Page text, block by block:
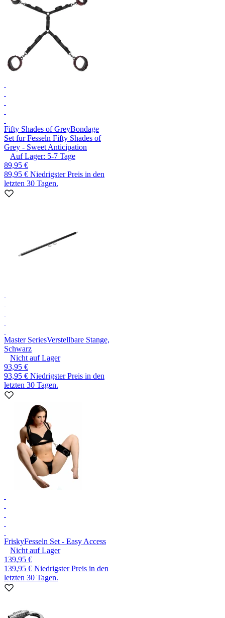
Fifty Shades of GreyBondage
Set fur Fesseln Fifty Shades of
Grey - Sweet Anticipation
Auf Lager: 5-7 Tage
89,95 €
89,95 € Niedrigster Preis in den
letzten 30 Tagen.
Master SeriesVerstellbare Stange,
Schwarz
Nicht auf Lager
93,95 €
93,95 € Niedrigster Preis in den
letzten 30 Tagen.
FriskyFesseln Set - Easy Access
Nicht auf Lager
139,95 €
139,95 € Niedrigster Preis in den
letzten 30 Tagen.